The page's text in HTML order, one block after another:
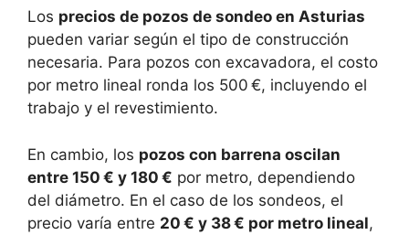
Los precios de pozos de sondeo en Asturias
pueden variar según el tipo de construcción
necesaria. Para pozos con excavadora, el costo
por metro lineal ronda los 500 €, incluyendo el
trabajo y el revestimiento.
En cambio, los pozos con barrena oscilan
entre 150 € y 180 € por metro, dependiendo
del diámetro. En el caso de los sondeos, el
precio varía entre 20 € y 38 € por metro lineal,